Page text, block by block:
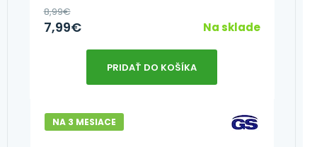
8,99€
7,99€ Na sklade
PRIDAŤ DO KOŠÍKA
NA 3 MESIACE